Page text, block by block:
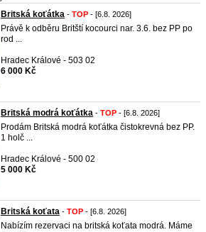
Britská koťátka - TOP - [6.8. 2026]
Právě k odběru Britští kocourci nar. 3.6. bez PP po
rod ...
Hradec Králové - 503 02
6 000 Kč
Britská modrá koťátka - TOP - [6.8. 2026]
Prodám Britská modrá koťátka čistokrevná bez PP.
1 holč ...
Hradec Králové - 500 02
5 000 Kč
Britská koťata - TOP - [6.8. 2026]
Nabízím rezervaci na britská koťata modrá. Máme